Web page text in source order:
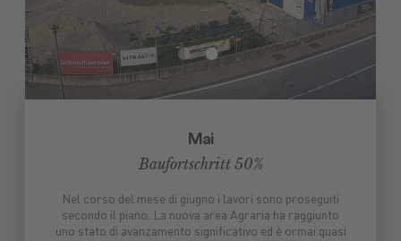
Mai
Baufortschritt 50%
Nel corso del mese di giugno i lavori sono proseguiti
secondo il piano. La nuova area Agraria ha raggiunto
uno stato di avanzamento significativo ed è ormai quasi